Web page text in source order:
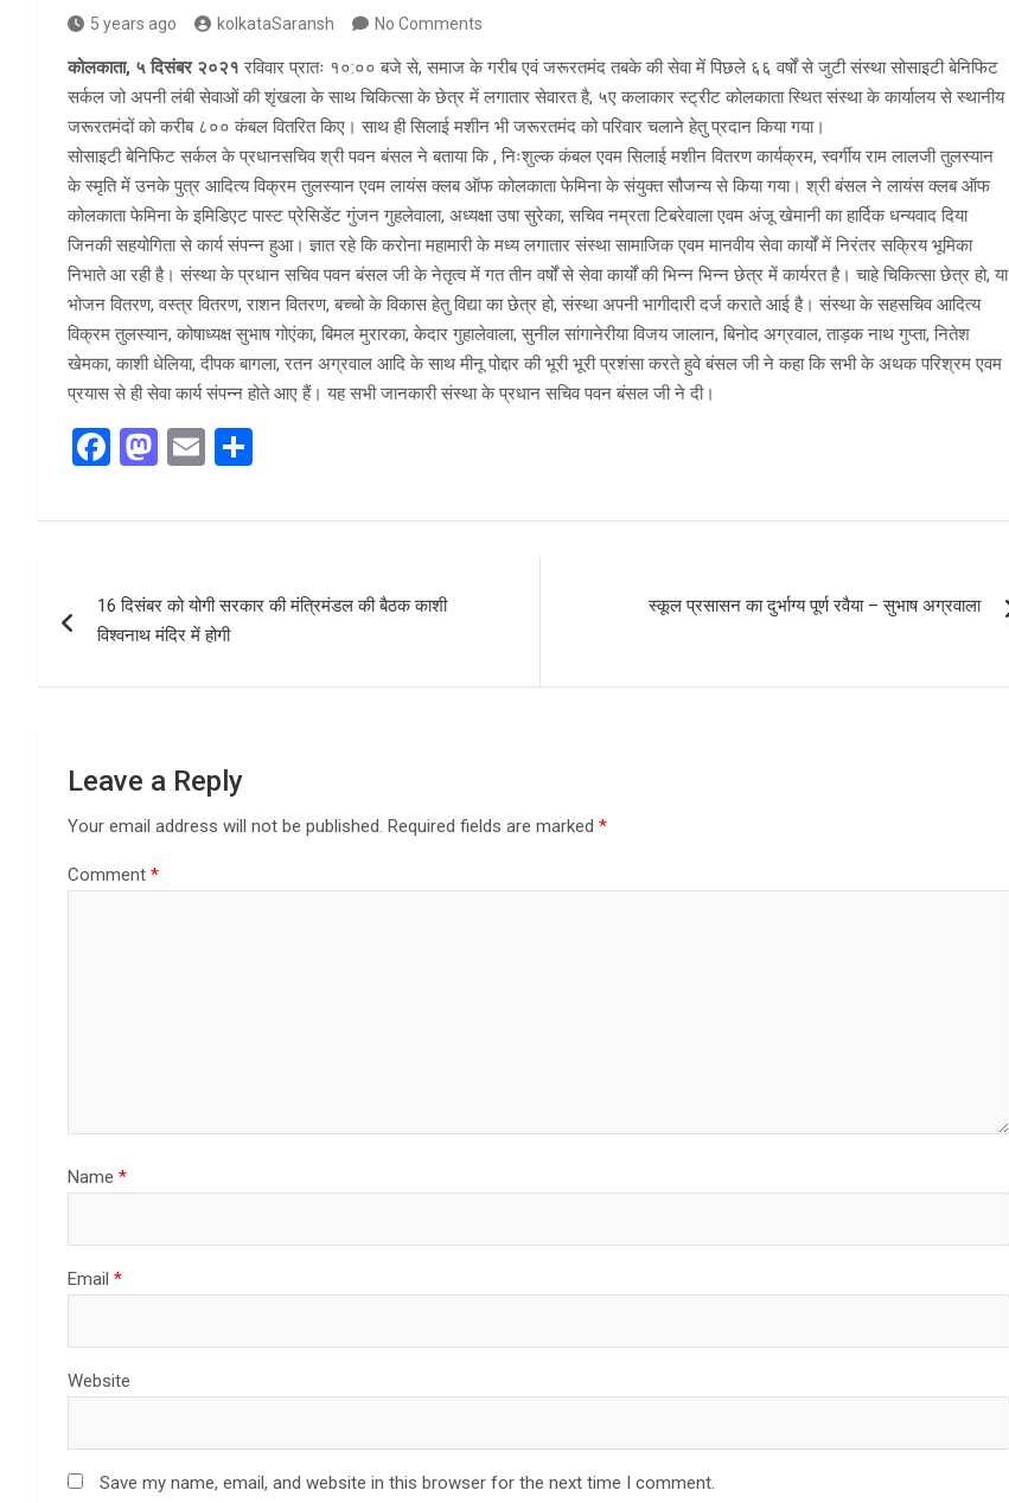
5 years ago kolkataSaransh No Comments
कोलकाता, ५ दिसंबर २०२१ रविवार प्रातः १०:०० बजे से, समाज के गरीब एवं जरूरतमंद तबके की सेवा में पिछले ६६ वर्षों से जुटी संस्था सोसाइटी बेनिफिट
सर्कल जो अपनी लंबी सेवाओं की शृंखला के साथ चिकित्सा के छेत्र में लगातार सेवारत है, ५ए कलाकार स्ट्रीट कोलकाता स्थित संस्था के कार्यालय से स्थानीय
जरूरतमंदों को करीब ८०० कंबल वितरित किए। साथ ही सिलाई मशीन भी जरूरतमंद को परिवार चलाने हेतु प्रदान किया गया।
सोसाइटी बेनिफिट सर्कल के प्रधानसचिव श्री पवन बंसल ने बताया कि , निःशुल्क कंबल एवम सिलाई मशीन वितरण कार्यक्रम, स्वर्गीय राम लालजी तुलस्यान
के स्मृति में उनके पुत्र आदित्य विक्रम तुलस्यान एवम लायंस क्लब ऑफ कोलकाता फेमिना के संयुक्त सौजन्य से किया गया। श्री बंसल ने लायंस क्लब ऑफ
कोलकाता फेमिना के इमिडिएट पास्ट प्रेसिडेंट गुंजन गुहलेवाला, अध्यक्षा उषा सुरेका, सचिव नम्रता टिबरेवाला एवम अंजू खेमानी का हार्दिक धन्यवाद दिया
जिनकी सहयोगिता से कार्य संपन्न हुआ। ज्ञात रहे कि करोना महामारी के मध्य लगातार संस्था सामाजिक एवम मानवीय सेवा कार्यों में निरंतर सक्रिय भूमिका
निभाते आ रही है। संस्था के प्रधान सचिव पवन बंसल जी के नेतृत्व में गत तीन वर्षों से सेवा कार्यों की भिन्न भिन्न छेत्र में कार्यरत है। चाहे चिकित्सा छेत्र हो, या
भोजन वितरण, वस्त्र वितरण, राशन वितरण, बच्चो के विकास हेतु विद्या का छेत्र हो, संस्था अपनी भागीदारी दर्ज कराते आई है। संस्था के सहसचिव आदित्य
विक्रम तुलस्यान, कोषाध्यक्ष सुभाष गोएंका, बिमल मुरारका, केदार गुहालेवाला, सुनील सांगानेरीया विजय जालान, बिनोद अग्रवाल, ताड़क नाथ गुप्ता, नितेश
खेमका, काशी धेलिया, दीपक बागला, रतन अग्रवाल आदि के साथ मीनू पोद्दार की भूरी भूरी प्रशंसा करते हुवे बंसल जी ने कहा कि सभी के अथक परिश्रम एवम
प्रयास से ही सेवा कार्य संपन्न होते आए हैं। यह सभी जानकारी संस्था के प्रधान सचिव पवन बंसल जी ने दी।
F
ce
o
o
k
M
st
d
o
n
E
ail ar
navigation
16 दिसंबर को योगी सरकार की मंत्रिमंडल की बैठक काशी
विश्वनाथ मंदिर में होगी
स्कूल प्रसासन का दुर्भाग्य पूर्ण रवैया – सुभाष अग्रवाला
Leave a Reply
Your email address will not be published. Required fields are marked *
Comment *
Name *
Email *
Website
Save my name, email, and website in this browser for the next time I comment.